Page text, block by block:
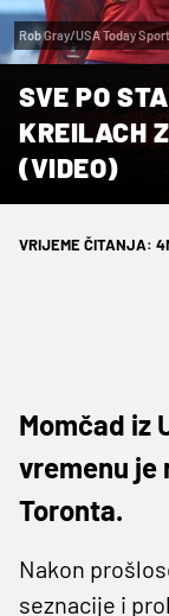
Rob Gray/USA Today
SVE PO
KREILACH
(VIDEO)
VRIJEME ČITANJA:
Momčad iz
vremenu je
Toronta.
Nakon
seznacije i